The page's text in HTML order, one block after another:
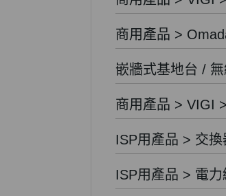
商用產品 >
嵌牆式基地台 /
商用產品 > VIGI
ISP用產品 > 交
ISP用產品 > 電